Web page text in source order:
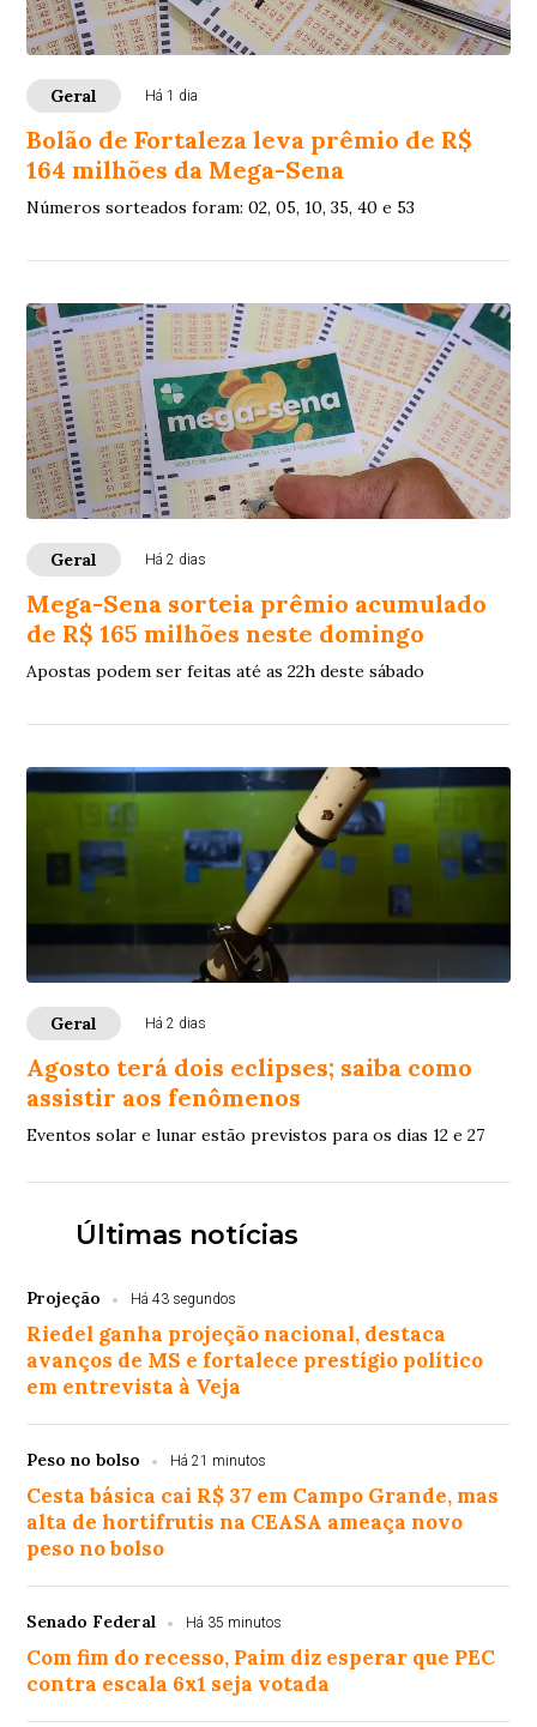
Geral Há 1 dia
Bolão de Fortaleza leva prêmio de R$
164 milhões da Mega-Sena
Números sorteados foram: 02, 05, 10, 35, 40 e 53
Geral Há 2 dias
Mega-Sena sorteia prêmio acumulado
de R$ 165 milhões neste domingo
Apostas podem ser feitas até as 22h deste sábado
Geral Há 2 dias
Agosto terá dois eclipses; saiba como
assistir aos fenômenos
Eventos solar e lunar estão previstos para os dias 12 e 27
Últimas notícias
Projeção Há 43 segundos
Riedel ganha projeção nacional, destaca
avanços de MS e fortalece prestígio político
em entrevista à Veja
Peso no bolso Há 21 minutos
Cesta básica cai R$ 37 em Campo Grande, mas
alta de hortifrutis na CEASA ameaça novo
peso no bolso
Senado Federal Há 35 minutos
Com fim do recesso, Paim diz esperar que PEC
contra escala 6x1 seja votada